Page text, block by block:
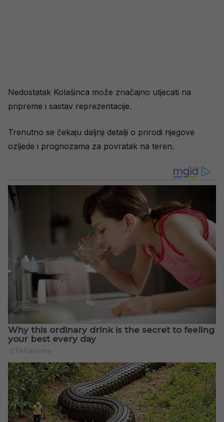
Nedostatak Kolašinca može značajno utjecati na
pripreme i sastav reprezentacije.
Trenutno se čekaju daljnji detalji o prirodi njegove
ozljede i prognozama za povratak na teren.